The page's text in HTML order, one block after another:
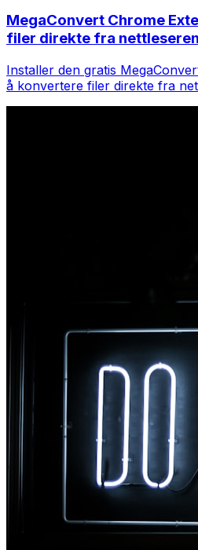
MegaConvert Chrome
filer direkte fra
Installer den gratis
å konvertere filer direkte fra